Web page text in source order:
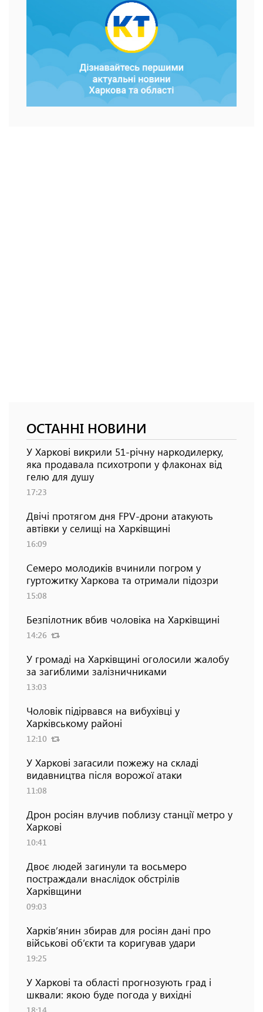
ОСТАННІ НОВИНИ
У Харкові викрили 51-річну наркодилерку,
яка продавала психотропи у флаконах від
гелю для душу
17:23
Двічі протягом дня FPV-дрони атакують
автівки у селищі на Харківщині
16:09
Семеро молодиків вчинили погром у
гуртожитку Харкова та отримали підозри
15:08
Безпілотник вбив чоловіка на Харківщині
14:26
У громаді на Харківщині оголосили жалобу
за загиблими залізничниками
13:03
Чоловік підірвався на вибухівці у
Харківському районі
12:10
У Харкові загасили пожежу на складі
видавництва після ворожої атаки
11:08
Дрон росіян влучив поблизу станції метро у
Харкові
10:41
Двоє людей загинули та восьмеро
постраждали внаслідок обстрілів
Харківщини
09:03
Харків’янин збирав для росіян дані про
військові об’єкти та коригував удари
19:25
У Харкові та області прогнозують град і
шквали: якою буде погода у вихідні
18:14